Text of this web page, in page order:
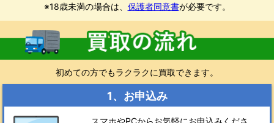
※18歳未満の場合は、 保護者同意書が必要です。
初めての方でもラクラクに買取できます。
1、お申込み
スマホやPCからお気軽にお申込みくださ